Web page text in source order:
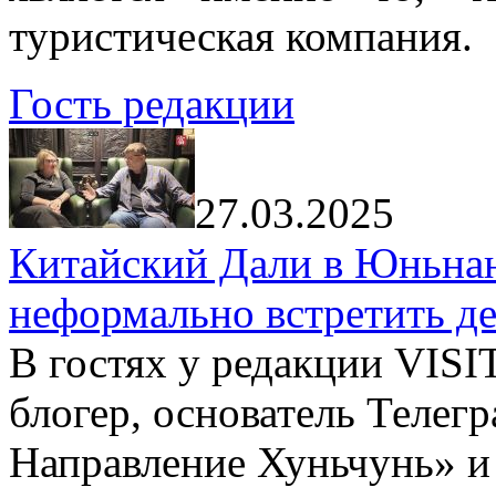
туристическая компания.
Гость редакции
27.03.2025
Китайский Дали в
неформально встретить
В гостях у редакции
блогер, основатель
Направление Хуньчунь»